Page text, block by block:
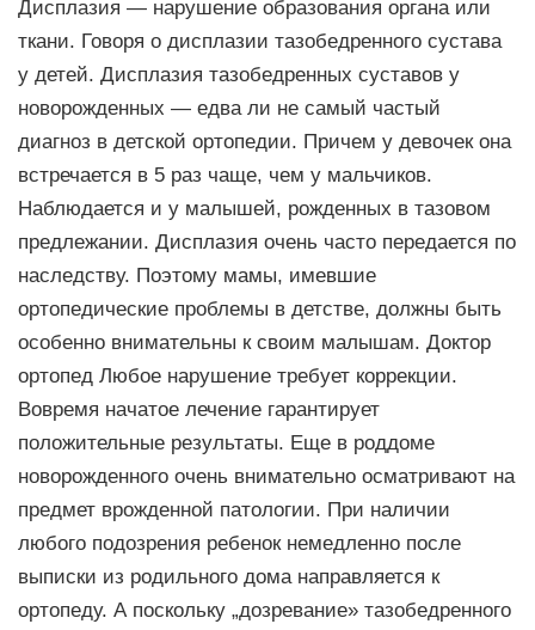
Дисплазия — нарушение образования органа или
ткани. Говоря о дисплазии тазобедренного сустава
у детей. Дисплазия тазобедренных суставов у
новорожденных — едва ли не самый частый
диагноз в детской ортопедии. Причем у девочек она
встречается в 5 раз чаще, чем у мальчиков.
Наблюдается и у малышей, рожденных в тазовом
предлежании. Дисплазия очень часто передается по
наследству. Поэтому мамы, имевшие
ортопедические проблемы в детстве, должны быть
особенно внимательны к своим малышам. Доктор
ортопед Любое нарушение требует коррекции.
Вовремя начатое лечение гарантирует
положительные результаты. Еще в роддоме
новорожденного очень внимательно осматривают на
предмет врожденной патологии. При наличии
любого подозрения ребенок немедленно после
выписки из родильного дома направляется к
ортопеду. А поскольку „дозревание» тазобедренного